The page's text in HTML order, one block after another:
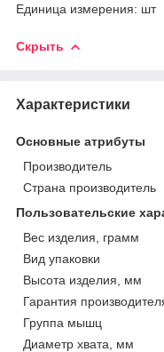
Единица измерения: шт
Скрыть
Характеристики
Основные атрибуты
Производитель
Страна производитель
Пользовательские
Вес изделия, грамм
Вид упаковки
Высота изделия, мм
Гарантия
Группа мышц
Диаметр хвата, мм